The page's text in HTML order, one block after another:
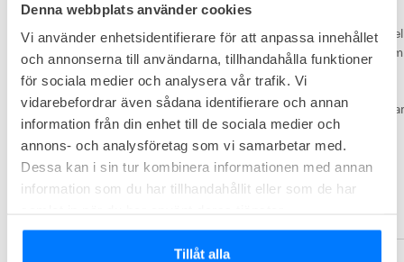
Denna webbplats använder cookies
Vi använder enhetsidentifierare för att anpassa innehållet
och annonserna till användarna, tillhandahålla funktioner
för sociala medier och analysera vår trafik. Vi
vidarebefordrar även sådana identifierare och annan
information från din enhet till de sociala medier och
annons- och analysföretag som vi samarbetar med.
Dessa kan i sin tur kombinera informationen med annan
information som du har tillhandahållit eller som de har
Tillåt alla
teknik och moderatorstöd till mat, service och mötesrum för 5 till 400
personer. Verksamheten fokuserar inte enbart på att erbjuda
mötesmiljöer – överskott återinvesteras i egna projekt och initiativ som
främjar hållbar utveckling, demokrati och social inkludering.
Altitude finns idag på flera orter, däribland Malmö och Lund, och spelar
en aktiv roll i att koppla samman forskningsmiljöer med näringsliv och
samhällsaktörer. Genom att skapa arenor för kunskapsutbyte och
praktisk samverkan vill Altitude bidra till att komplexa
samhällsutmaningar hanteras gemensamt – med fler perspektiv vid